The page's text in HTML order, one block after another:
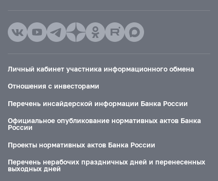
Личный кабинет участника информационного обмена
Отношения с инвесторами
Перечень инсайдерской информации Банка России
Официальное опубликование нормативных актов Банка
России
Проекты нормативных актов Банка России
Перечень нерабочих праздничных дней и перенесенных
выходных дней